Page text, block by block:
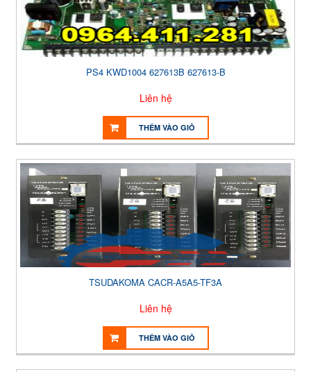
PS4 KWD1004 627613B 627613-B
Liên hệ
THÊM VÀO GIỎ
TSUDAKOMA CACR-A5A5-TF3A
Liên hệ
THÊM VÀO GIỎ